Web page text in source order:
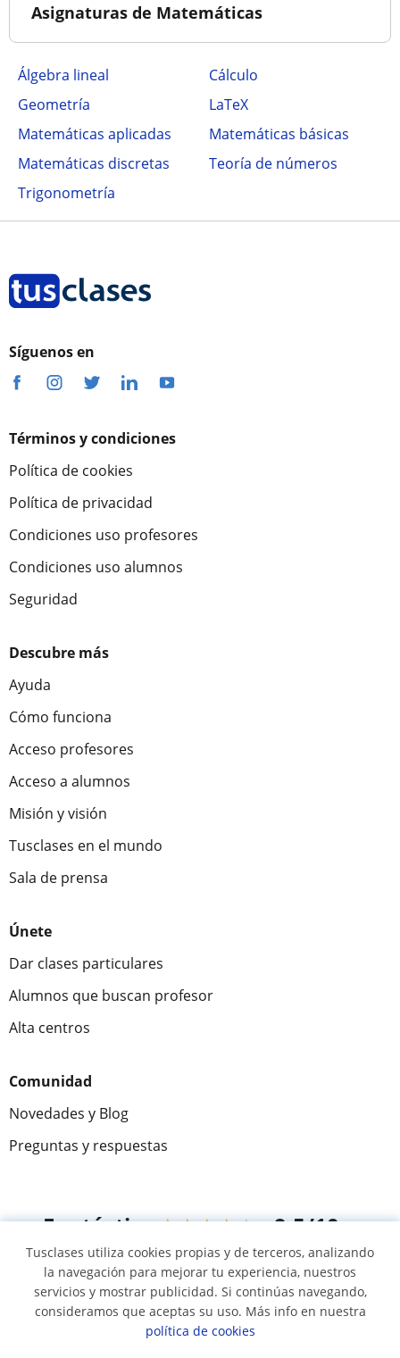
Asignaturas de Matemáticas
Álgebra lineal
Cálculo
Geometría
LaTeX
Matemáticas aplicadas
Matemáticas básicas
Matemáticas discretas
Teoría de números
Trigonometría
Síguenos en
Términos y condiciones
Política de cookies
Política de privacidad
Condiciones uso profesores
Condiciones uso alumnos
Seguridad
Descubre más
Ayuda
Cómo funciona
Acceso profesores
Acceso a alumnos
Misión y visión
Tusclases en el mundo
Sala de prensa
Únete
Dar clases particulares
Alumnos que buscan profesor
Alta centros
Comunidad
Novedades y Blog
Preguntas y respuestas
Fantástica★★★★★ 9,5/10
305883opiniones de alumnos
© 2007 - 2026 Tusclases.co
Tusclases utiliza cookies propias y de terceros, analizando
la navegación para mejorar tu experiencia, nuestros
servicios y mostrar publicidad. Si continúas navegando,
consideramos que aceptas su uso. Más info en nuestra
política de cookies